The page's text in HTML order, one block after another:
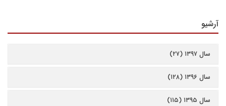
آرشیو
سال ۱۳۹۷ (۲۷)
سال ۱۳۹۶ (۱۲۸)
سال ۱۳۹۵ (۱۱۵)